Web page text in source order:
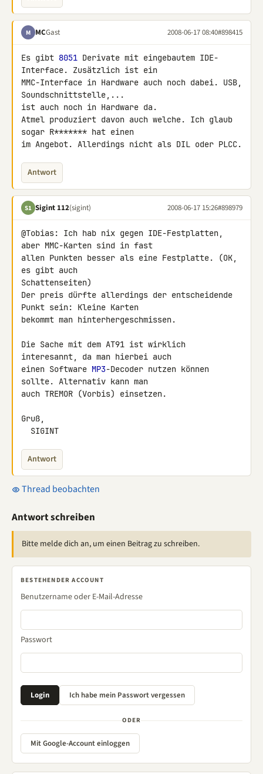
M MCGast 2008-06-17 08:40#898415
Es gibt 8051 Derivate mit eingebautem IDE-
Interface. Zusätzlich ist ein
MMC-Interface in Hardware auch noch dabei. USB,
Soundschnittstelle,...
ist auch noch in Hardware da.
Atmel produziert davon auch welche. Ich glaub
sogar R******* hat einen
im Angebot. Allerdings nicht als DIL oder PLCC.
Antwort
S1 Sigint 112(sigint) 2008-06-17 15:26#898979
@Tobias: Ich hab nix gegen IDE-Festplatten,
aber MMC-Karten sind in fast
allen Punkten besser als eine Festplatte. (OK,
es gibt auch
Schattenseiten)
Der preis dürfte allerdings der entscheidende
Punkt sein: Kleine Karten
bekommt man hinterhergeschmissen.
Die Sache mit dem AT91 ist wirklich
interesannt, da man hierbei auch
einen Software MP3-Decoder nutzen können
sollte. Alternativ kann man
auch TREMOR (Vorbis) einsetzen.
Gruß,
  SIGINT
Antwort
Thread beobachten
Antwort schreiben
Bitte melde dich an, um einen Beitrag zu schreiben.
BESTEHENDER ACCOUNT
Benutzername oder E-Mail-Adresse
Passwort
ODER
Mit Google-Account einloggen